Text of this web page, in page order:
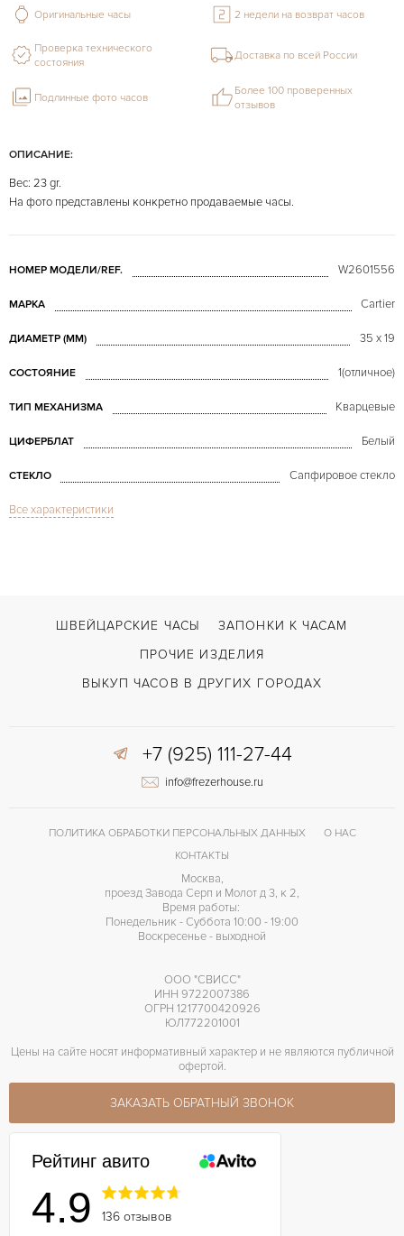
ОПИСАНИЕ:
Вес: 23 gr.
На фото представлены конкретно продаваемые часы.
НОМЕР МОДЕЛИ/REF. W2601556
МАРКА Cartier
ДИАМЕТР (MM) 35 x 19
СОСТОЯНИЕ 1(отличное)
ТИП МЕХАНИЗМА Кварцевые
ЦИФЕРБЛАТ Белый
СТЕКЛО Сапфировое стекло
МОДЕЛЬ
Застежка с помощью шипа
Отделка драгоценными камнями
Все характеристики
Оригинальные часы 2 недели на возврат часов
Проверка технического
состояния
Доставка по всей России
Подлинные фото часов
Более 100 проверенных
отзывов
ШВЕЙЦАРСКИЕ ЧАСЫ
ЗАПОНКИ К ЧАСАМ
ПРОЧИЕ ИЗДЕЛИЯ
ВЫКУП ЧАСОВ В ДРУГИХ ГОРОДАХ
+7 (925) 111-27-44
info@frezerhouse.ru
ПОЛИТИКА ОБРАБОТКИ ПЕРСОНАЛЬНЫХ ДАННЫХ
О НАС
КОНТАКТЫ
Москва,
проезд Завода Серп и Молот д 3, к 2,
Время работы:
Понедельник - Суббота 10:00 - 19:00
Воскресенье - выходной
ООО "СВИСС"
ИНН 9722007386
ОГРН 1217700420926
ЮЛ772201001
Цены на сайте носят информативный характер и не являются публичной
офертой.
ЗАКАЗАТЬ ОБРАТНЫЙ ЗВОНОК
Рейтинг авито
4.9 136 отзывов